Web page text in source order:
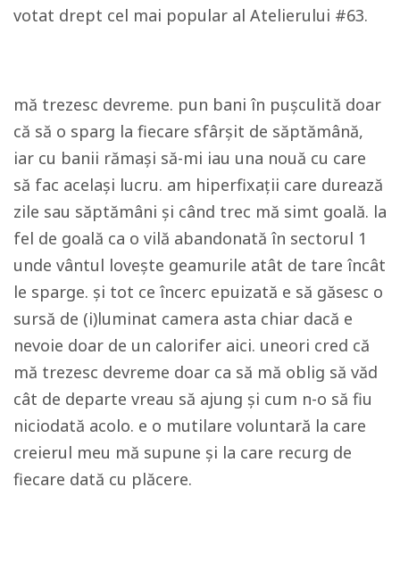
votat drept cel mai popular al Atelierului #63.
mă trezesc devreme. pun bani în pușculită doar
că să o sparg la fiecare sfârșit de săptămână,
iar cu banii rămași să-mi iau una nouă cu care
să fac același lucru. am hiperfixații care durează
zile sau săptămâni și când trec mă simt goală. la
fel de goală ca o vilă abandonată în sectorul 1
unde vântul lovește geamurile atât de tare încât
le sparge. și tot ce încerc epuizată e să găsesc o
sursă de (i)luminat camera asta chiar dacă e
nevoie doar de un calorifer aici. uneori cred că
mă trezesc devreme doar ca să mă oblig să văd
cât de departe vreau să ajung și cum n-o să fiu
niciodată acolo. e o mutilare voluntară la care
creierul meu mă supune și la care recurg de
fiecare dată cu plăcere.